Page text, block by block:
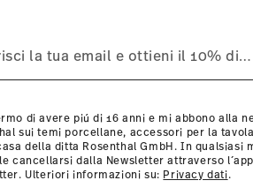
di avere piú di 16 anni e mi abbono alla
sui temi porcellane, accessori per la
della ditta Rosenthal GmbH. In qualsiasi
cancellarsi dalla Newsletter attraverso
Ulteriori informazioni su: Privacy dati.